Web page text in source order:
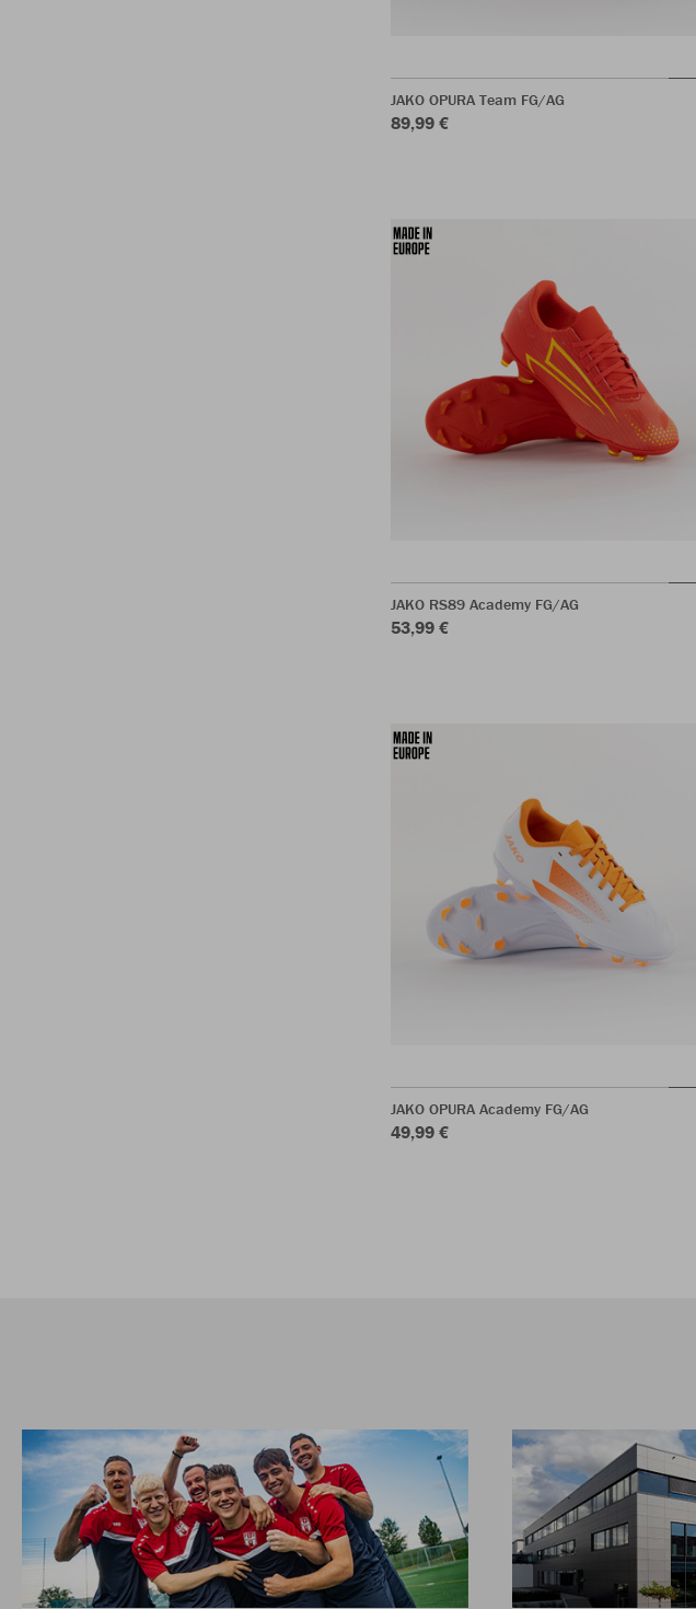
JAKO OPURA Team FG/AG
89,99 €
JAKO RS89 Academy FG/AG
53,99 €
JAKO OPURA Academy FG/AG
49,99 €